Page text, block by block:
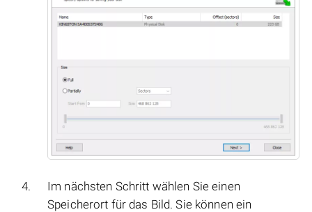
Im nächsten Schritt wählen Sie einen
Speicherort für das Bild. Sie können ein